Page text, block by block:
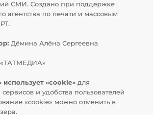
СМИ. Создано при поддержке
агентства по печати и массовым
Дёмина Алёна Сергеевна
«cookie» для
и удобства пользователей
«cookie» можно отменить в